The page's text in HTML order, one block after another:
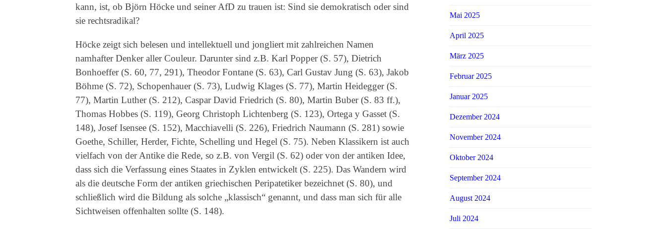
kann, ist, ob Björn Höcke und seiner AfD zu trauen ist: Sind sie demokratisch oder sind
sie rechtsradikal?
Höcke zeigt sich belesen und intellektuell und jongliert mit zahlreichen Namen
namhafter Denker aller Couleur. Darunter sind z.B. Karl Popper (S. 57), Dietrich
Bonhoeffer (S. 60, 77, 291), Theodor Fontane (S. 63), Carl Gustav Jung (S. 63), Jakob
Böhme (S. 72), Schopenhauer (S. 73), Ludwig Klages (S. 77), Martin Heidegger (S.
77), Martin Luther (S. 212), Caspar David Friedrich (S. 80), Martin Buber (S. 83 ff.),
Thomas Hobbes (S. 119), Georg Christoph Lichtenberg (S. 123), Ortega y Gasset (S.
148), Josef Isensee (S. 152), Macchiavelli (S. 226), Friedrich Naumann (S. 281) sowie
Goethe, Schiller, Herder, Fichte, Schelling und Hegel (S. 75). Neben Klassikern ist auch
vielfach von der Antike die Rede, so z.B. von Vergil (S. 62) oder von der antiken Idee,
dass sich die Verfassung eines Staates in Zyklen entwickelt (S. 225). Das Wandern wird
als die deutsche Form der antiken griechischen Peripatetiker bezeichnet (S. 80), und
schließlich wird die Bildung als solche „klassisch“ genannt, und dass man sich für alle
Sichtweisen offenhalten sollte (S. 148).
Mai 2025
April 2025
März 2025
Februar 2025
Januar 2025
Dezember 2024
November 2024
Oktober 2024
September 2024
August 2024
Juli 2024